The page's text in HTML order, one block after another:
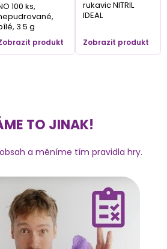
100 ks,
3.5 g
produkt
rukavic NITRIL
IDEAL
Zobrazit produkt
TO JINAK!
a měníme tím pravidla hry.